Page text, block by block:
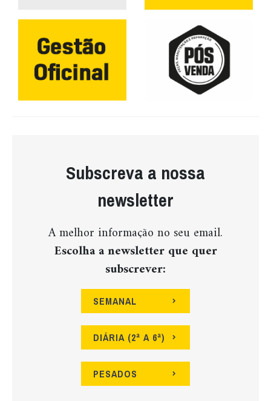
Subscreva a nossa
newsletter
A melhor informação no seu email.
Escolha a newsletter que quer
subscrever:
SEMANAL
DIÁRIA (2ª A 6ª)
PESADOS